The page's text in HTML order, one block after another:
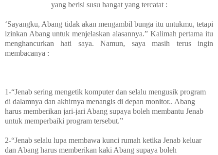
yang berisi susu hangat yang tercatat :
‘Sayangku, Abang tidak akan mengambil bunga itu untukmu, tetapi
izinkan Abang untuk menjelaskan alasannya.” Kalimah pertama itu
menghancurkan hati saya. Namun, saya masih terus ingin
membacanya :
1-“Jenab sering mengetik komputer dan selalu mengusik program
di dalamnya dan akhirnya menangis di depan monitor.. Abang
harus memberikan jari-jari Abang supaya boleh membantu Jenab
untuk memperbaiki program tersebut.”
2-“Jenab selalu lupa membawa kunci rumah ketika Jenab keluar
dan Abang harus memberikan kaki Abang supaya boleh